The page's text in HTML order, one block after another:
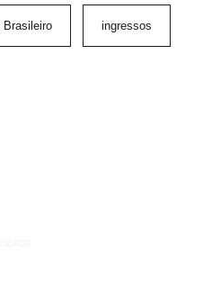
Brasileiro ingressos